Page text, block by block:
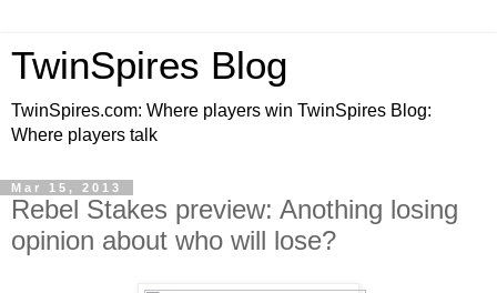
TwinSpires Blog
TwinSpires.com: Where players win TwinSpires Blog:
Where players talk
Mar 15, 2013
Rebel Stakes preview: Anothing losing
opinion about who will lose?